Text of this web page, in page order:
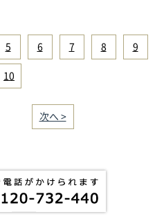
5 6 7 8 9
10
次へ >